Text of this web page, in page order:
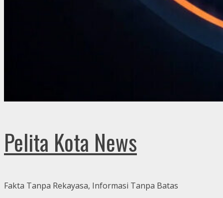
Pelita Kota News
Fakta Tanpa Rekayasa, Informasi Tanpa Batas